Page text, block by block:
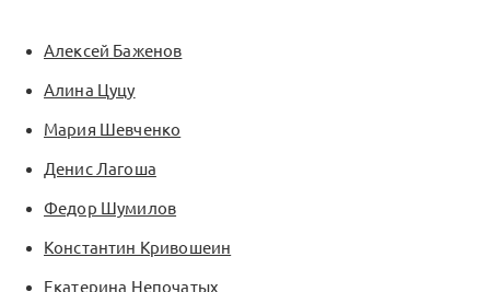
Алексей Баженов
Алина Цуцу
Мария Шевченко
Денис Лагоша
Федор Шумилов
Константин Кривошеин
Екатерина Непочатых